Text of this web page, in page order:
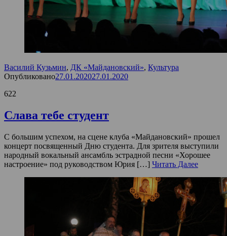
Василий Кузьмин, ДК «Майдановский», Культура
Опубликовано27.01.202027.01.2020
622
Слава тебе студент
С большим успехом, на сцене клуба «Майдановский» прошел
концерт посвященный Дню студента. Для зрителя выступили
народный вокальный ансамбль эстрадной песни «Хорошее
настроение» под руководством Юрия […] Читать Далее